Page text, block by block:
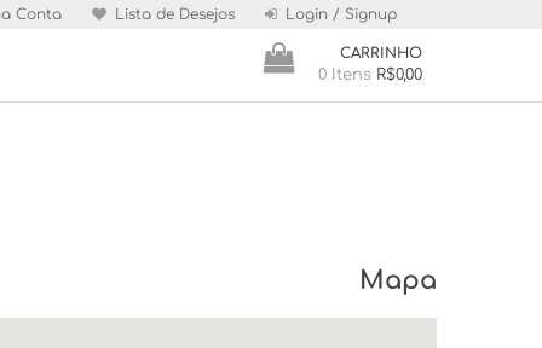
Conta Lista de Desejos Login / Signup
CARRINHO
0 Itens R$0,00
Mapa